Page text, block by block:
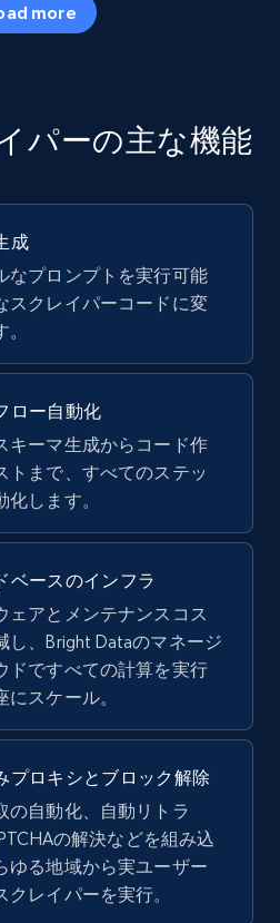
Reviews count, and
products by
Description, Initial
Reviews count, and
無料トライアル
products by using
Description, Initial
Reviews count, and
無料トライアル
more
パーの主な機能
成
なプロンプトを実行可能
スクレイパーコードに変
ロー自動化
キーマ生成からコード作
トまで、すべてのステッ
化します。
ベースのインフラ
ェアとメンテナンスコス
し、Bright Dataのマネージ
ドですべての計算を実行
にスケール。
プロキシとブロック解除
の自動化、自動リトラ
の解決などを組み込
ゆる地域から実ユーザー
クレイパーを実行。